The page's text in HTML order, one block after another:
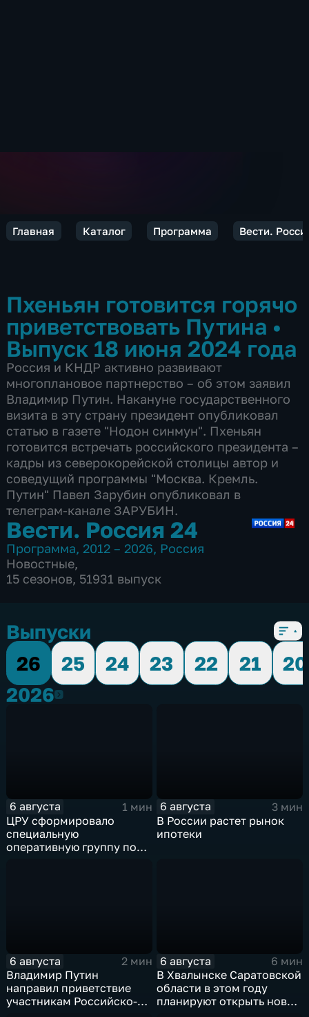
Главная Каталог Программа Вести.
Пхеньян готовится горячо
приветствовать Путина •
Выпуск 18 июня 2024 года
Россия и КНДР активно развивают
многоплановое партнерство – об этом заявил
Владимир Путин. Накануне государственного
визита в эту страну президент опубликовал
статью в газете "Нодон синмун". Пхеньян
готовится встречать российского президента –
кадры из северокорейской столицы автор и
соведущий программы "Москва. Кремль.
Путин" Павел Зарубин опубликовал в
телеграм-канале ЗАРУБИН.
Вести. Россия 24
Программа, 2012 – 2026, Россия
Новостные,
15 сезонов, 51931 выпуск
Выпуски
26
25 24 23 22 21
20
20262026
6 августа
1 мин
ЦРУ сформировало
специальную
оперативную группу по
6 августа
3 мин
В России растет рынок
ипотеки
6 августа
2 мин
Владимир Путин
направил приветствие
участникам Российско-
6 августа
6 мин
В Хвалынске Саратовской
области в этом году
планируют открыть новую